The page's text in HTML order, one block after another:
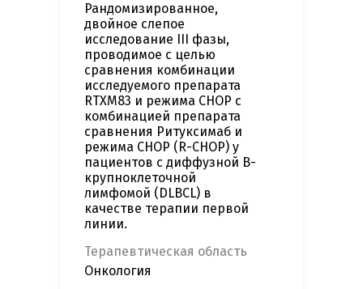
Рандомизированное,
двойное слепое
исследование III фазы,
проводимое с целью
сравнения комбинации
исследуемого препарата
RTXM83 и режима СНОР с
комбинацией препарата
сравнения Ритуксимаб и
режима СНОР (R-CHOP) у
пациентов с диффузной B-
крупноклеточной
лимфомой (DLBCL) в
качестве терапии первой
линии.
Терапевтическая область
Онкология